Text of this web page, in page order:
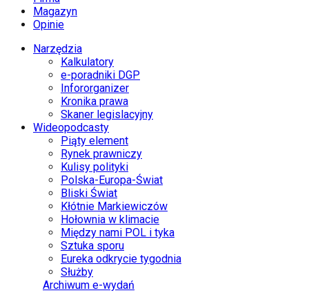
Magazyn
Opinie
Narzędzia
Kalkulatory
e-poradniki DGP
Infororganizer
Kronika prawa
Skaner legislacyjny
Wideopodcasty
Piąty element
Rynek prawniczy
Kulisy polityki
Polska-Europa-Świat
Bliski Świat
Kłótnie Markiewiczów
Hołownia w klimacie
Między nami POL i tyka
Sztuka sporu
Eureka odkrycie tygodnia
Służby
Archiwum e-wydań